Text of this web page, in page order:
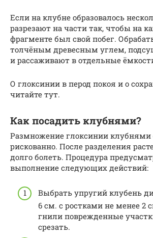
Если на клубне образовалось
разрезают на части так, чтобы на
фрагменте был свой побег.
толчёным древесным углем,
и рассаживают в отдельные
О глоксинии в перод покоя и о
читайте тут.
Как посадить клубнями?
Размножение глоксинии клубнями
рискованно. После разделения
долго болеть. Процедура
выполнение следующих действий:
Выбрать упругий клубень
6 см. с ростками не менее 2
гнили поврежденные
срезать.